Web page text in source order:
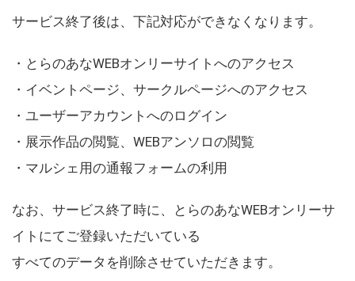
サービス終了後は、下記対応ができなくなります。
・とらのあなWEBオンリーサイトへのアクセス
・イベントページ、サークルページへのアクセス
・ユーザーアカウントへのログイン
・展示作品の閲覧、WEBアンソロの閲覧
・マルシェ用の通報フォームの利用
なお、サービス終了時に、とらのあなWEBオンリーサ
イトにてご登録いただいている
すべてのデータを削除させていただきます。